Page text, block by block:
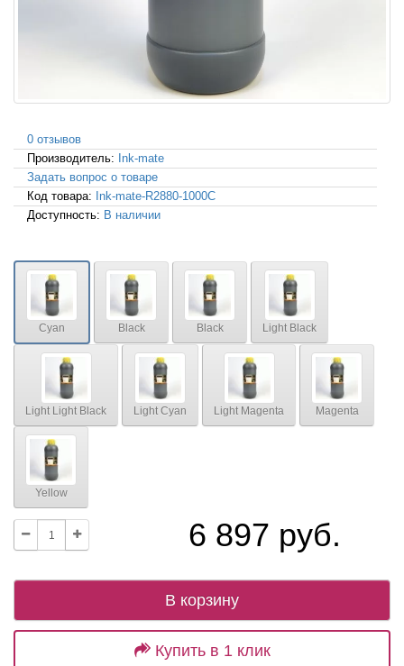
0 отзывов
Производитель: Ink-mate
Задать вопрос о товаре
Код товара: Ink-mate-R2880-1000C
Доступность: В наличии
Cyan Black Black Light Black
Light Light Black Light Cyan Light Magenta Magenta
Yellow
6 897 руб.
В корзину
Купить в 1 клик